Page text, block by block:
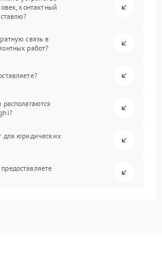
контактный
связь в
работ?
для юридических